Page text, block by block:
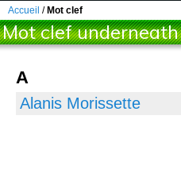
Accueil / Mot clef
Mot clef underneath
A
Alanis Morissette